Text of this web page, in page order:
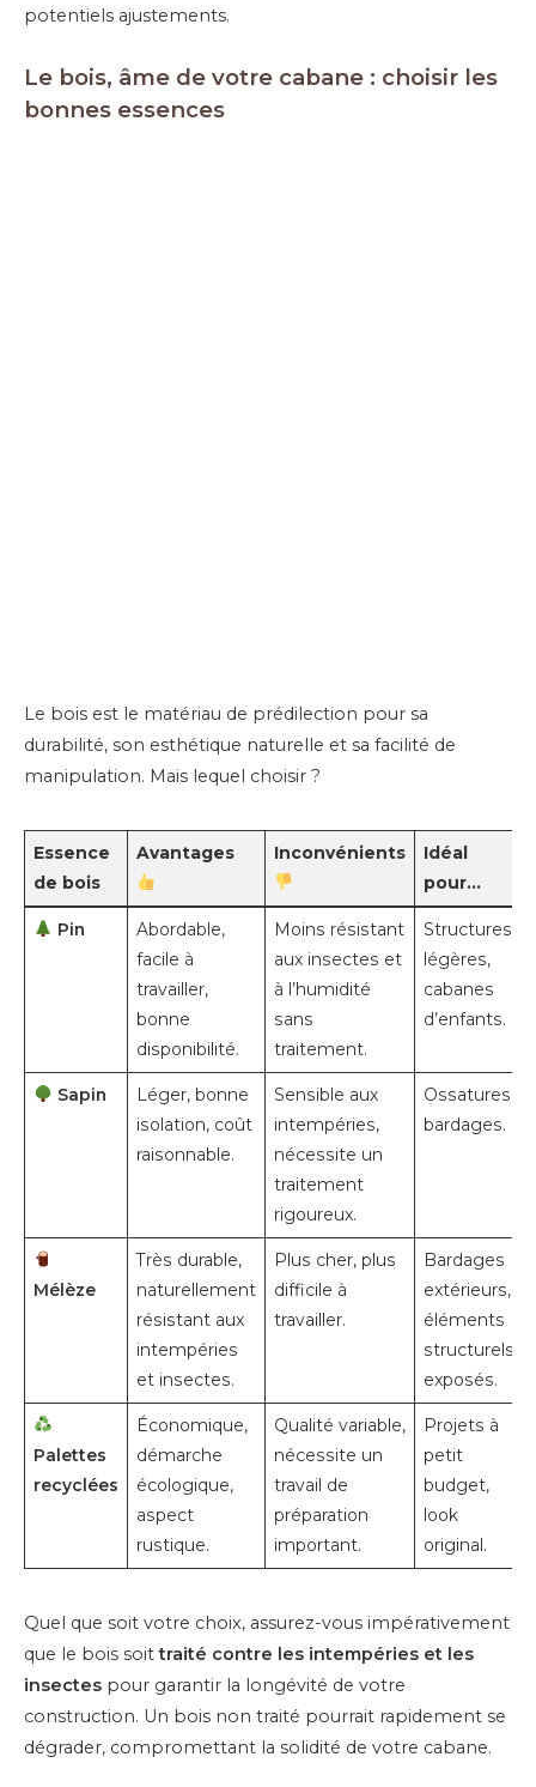
potentiels ajustements.
Le bois, âme de votre cabane : choisir les
bonnes essences
Le bois est le matériau de prédilection pour sa
durabilité, son esthétique naturelle et sa facilité de
manipulation. Mais lequel choisir ?
Essence
de bois
Avantages Inconvénients
Idéal
pour…
Pin
Abordable,
facile à
travailler,
bonne
disponibilité.
Moins résistant
aux insectes et
à l’humidité
sans
traitement.
Structures
légères,
cabanes
d’enfants.
Sapin
Léger, bonne
isolation, coût
raisonnable.
Sensible aux
intempéries,
nécessite un
traitement
rigoureux.
Ossatures,
bardages.
Mélèze
Très durable,
naturellement
résistant aux
intempéries
et insectes.
Plus cher, plus
difficile à
travailler.
Bardages
extérieurs,
éléments
structurels
exposés.
Palettes
recyclées
Économique,
démarche
écologique,
aspect
rustique.
Qualité variable,
nécessite un
travail de
préparation
important.
Projets à
petit
budget,
look
original.
Quel que soit votre choix, assurez-vous impérativement
que le bois soittraité contre les intempéries et les
insectes pour garantir la longévité de votre
construction. Un bois non traité pourrait rapidement se
dégrader, compromettant la solidité de votre cabane.